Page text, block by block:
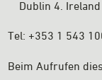
Dublin 4. Ireland
Tel: +353 1 543
Beim Aufrufen